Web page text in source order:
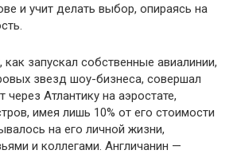
и учит делать выбор, опираясь на
запускал собственные авиалинии,
звезд шоу-бизнеса, совершал
Атлантику на аэростате,
имея лишь 10% от его стоимости
на его личной жизни,
и коллегами. Англичанин —